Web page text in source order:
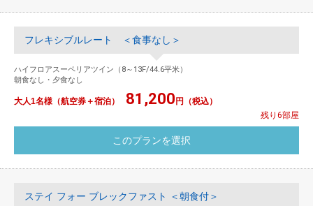
フレキシブルレート ＜食事なし＞
ハイフロアスーペリアツイン（8～13F/44.6平米）
朝食なし・夕食なし
大人1名様（航空券＋宿泊） 81,200 円（税込）
残り6部屋
ステイ フォー ブレックファスト ＜朝食付＞